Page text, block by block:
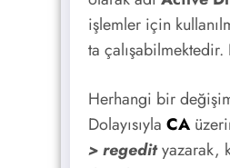
işlemler için
ta çalışabilmektedir.
Herhangi bir
Dolayısıyla CA
> regedityazarak,